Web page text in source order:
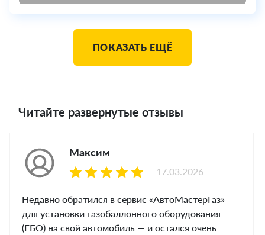
ПОКАЗАТЬ ЕЩЁ
Читайте развернутые отзывы
Максим
Недавно обратился в сервис «АвтоМастерГаз»
для установки газобаллонного оборудования
(ГБО) на свой автомобиль — и остался очень
17.03.2026